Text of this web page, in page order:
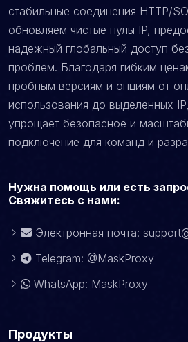
стабильные соединения HTTP/
обновляем чистые пулы IP,
надежный глобальный доступ
проблем. Благодаря гибким
пробным версиям и опциям от
использования до выделенных
упрощает безопасное и
подключение для команд и
Нужна помощь или есть
Свяжитесь с нами:
Электронная почта:
Telegram: @MaskProxy
WhatsApp: MaskProxy
Продукты